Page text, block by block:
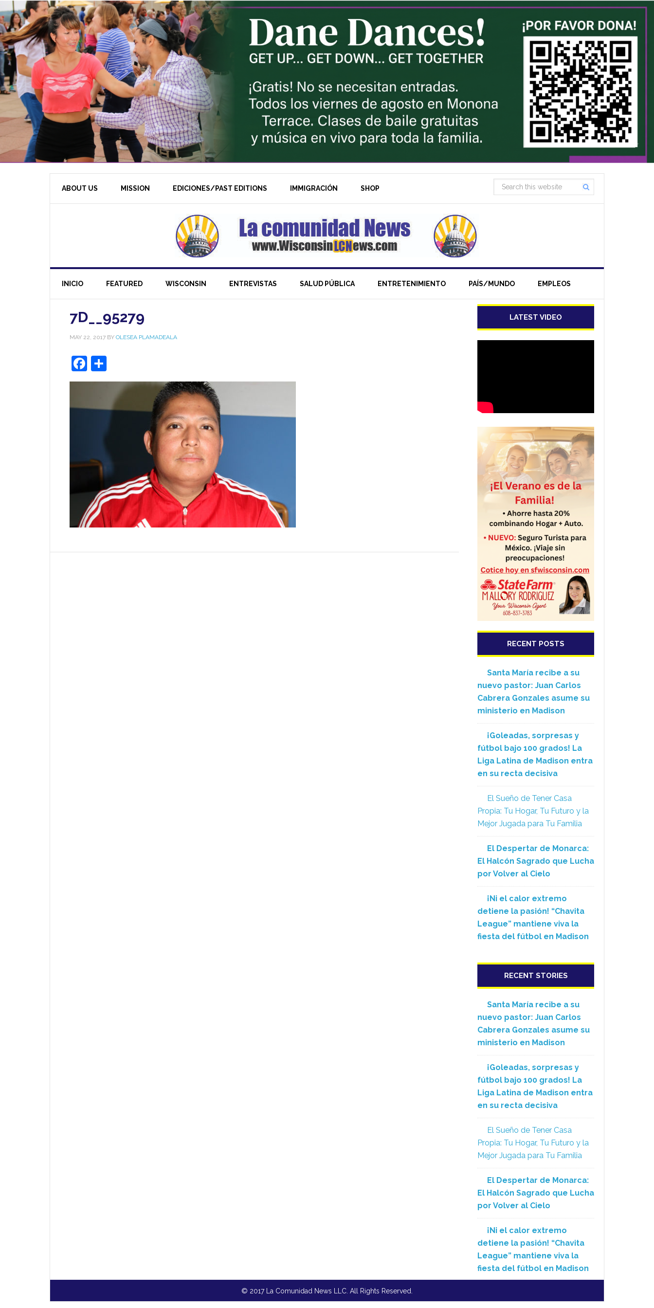
ABOUT US MISSION EDICIONES/PAST EDITIONS IMMIGRACIÓN SHOP
INICIO FEATURED WISCONSIN ENTREVISTAS SALUD PÚBLICA ENTRETENIMIENTO PAÍS/MUNDO EMPLEOS
7D__95279
MAY 22, 2017 BY OLESEA PLAMADEALA
Facebook
LATEST VIDEO
RECENT POSTS
Santa María recibe a su
nuevo pastor: Juan Carlos
Cabrera Gonzales asume su
ministerio en Madison
¡Goleadas, sorpresas y
fútbol bajo 100 grados! La
Liga Latina de Madison entra
en su recta decisiva
El Sueño de Tener Casa
Propia: Tu Hogar, Tu Futuro y la
Mejor Jugada para Tu Familia
El Despertar de Monarca:
El Halcón Sagrado que Lucha
por Volver al Cielo
¡Ni el calor extremo
detiene la pasión! “Chavita
League” mantiene viva la
fiesta del fútbol en Madison
RECENT STORIES
Santa María recibe a su
nuevo pastor: Juan Carlos
Cabrera Gonzales asume su
ministerio en Madison
¡Goleadas, sorpresas y
fútbol bajo 100 grados! La
Liga Latina de Madison entra
en su recta decisiva
El Sueño de Tener Casa
Propia: Tu Hogar, Tu Futuro y la
Mejor Jugada para Tu Familia
El Despertar de Monarca:
El Halcón Sagrado que Lucha
por Volver al Cielo
¡Ni el calor extremo
detiene la pasión! “Chavita
League” mantiene viva la
fiesta del fútbol en Madison
© 2017 La Comunidad News LLC. All Rights Reserved.